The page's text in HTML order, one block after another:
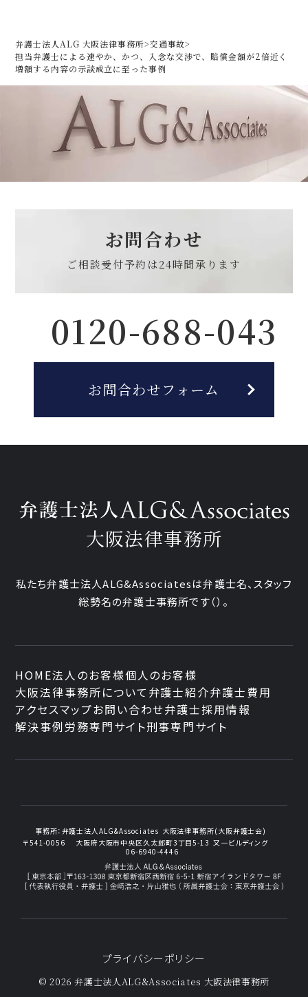
弁護士法人ALG 大阪法律事務所>交通事故>
担当弁護士による速やか、かつ、入念な交渉で、賠償金額が2倍近く
増額する内容の示談成立に至った事例
お問合わせ
ご相談受付予約は24時間承ります
0120-688-043
お問合わせフォーム
大阪法律事務所
私たち弁護士法人ALG&Associatesは弁護士名、スタッフ
総勢名の弁護士事務所です（）。
HOME法人のお客様個人のお客様
大阪法律事務所について 弁護士紹介弁護士費用
アクセスマップお問い合わせ弁護士採用情報
解決事例労務専門サイト刑事専門サイト
事務所： 弁護士法人ALG&Associates 大阪法律事務所(大阪弁護士会)
〒541-0056
大阪府大阪市中央区久太郎町3丁目5-13 又一ビルディング
06-6940-4446
プライバシーポリシー
© 2026 弁護士法人ALG&Associates 大阪法律事務所